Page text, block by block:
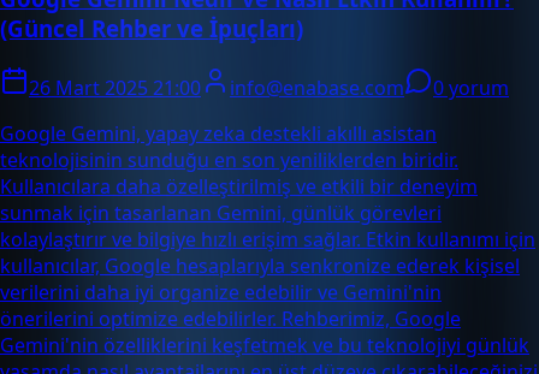
(Güncel Rehber ve İpuçları)
26 Mart 2025 21:00 info@enabase.com
0 yorum
Google Gemini, yapay zeka destekli akıllı asistan
teknolojisinin sunduğu en son yeniliklerden biridir.
Kullanıcılara daha özelleştirilmiş ve etkili bir deneyim
sunmak için tasarlanan Gemini, günlük görevleri
kolaylaştırır ve bilgiye hızlı erişim sağlar. Etkin kullanımı için
kullanıcılar, Google hesaplarıyla senkronize ederek kişisel
verilerini daha iyi organize edebilir ve Gemini'nin
önerilerini optimize edebilirler. Rehberimiz, Google
Gemini'nin özelliklerini keşfetmek ve bu teknolojiyi günlük